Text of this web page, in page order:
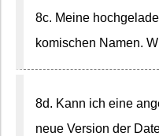
8c. Meine
komischen Namen.
8d. Kann ich eine
neue Version der